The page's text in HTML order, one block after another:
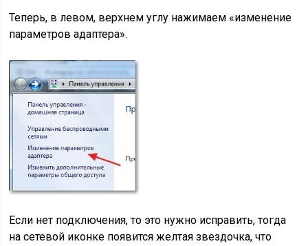
Теперь, в левом, верхнем углу нажимаем «изменение
параметров адаптера».
Если нет подключения, то это нужно исправить, тогда
на сетевой иконке появится желтая звездочка, что